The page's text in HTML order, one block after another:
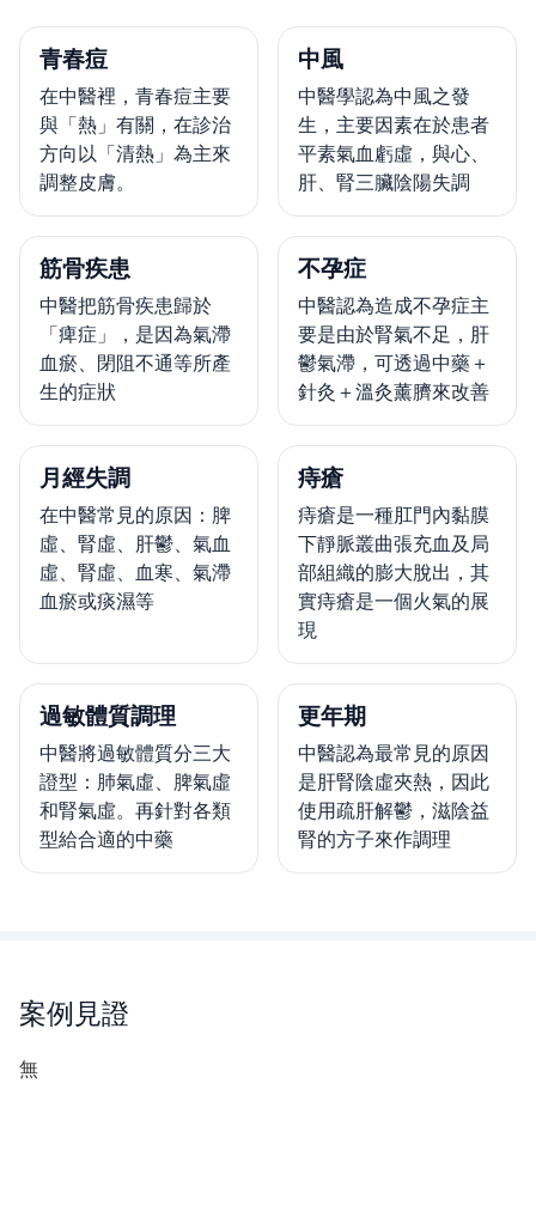
青春痘
在中醫裡，青春痘主要
與「熱」有關，在診治
方向以「清熱」為主來
調整皮膚。
中風
中醫學認為中風之發
生，主要因素在於患者
平素氣血虧虛，與心、
肝、腎三臟陰陽失調
筋骨疾患
中醫把筋骨疾患歸於
「痺症」，是因為氣滯
血瘀、閉阻不通等所產
生的症狀
不孕症
中醫認為造成不孕症主
要是由於腎氣不足，肝
鬱氣滯，可透過中藥＋
針灸＋溫灸薰臍來改善
月經失調
在中醫常見的原因：脾
虛、腎虛、肝鬱、氣血
虛、腎虛、血寒、氣滯
血瘀或痰濕等
痔瘡
痔瘡是一種肛門內黏膜
下靜脈叢曲張充血及局
部組織的膨大脫出，其
實痔瘡是一個火氣的展
現
過敏體質調理
中醫將過敏體質分三大
證型：肺氣虛、脾氣虛
和腎氣虛。再針對各類
型給合適的中藥
更年期
中醫認為最常見的原因
是肝腎陰虛夾熱，因此
使用疏肝解鬱，滋陰益
腎的方子來作調理
案例見證
無